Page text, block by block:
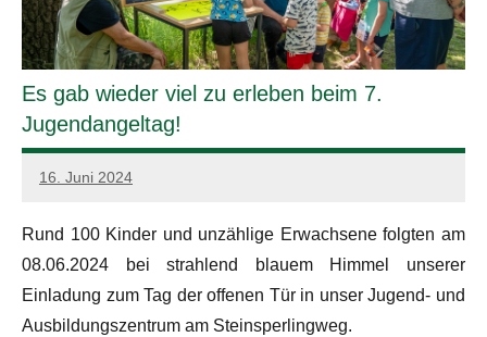
Es gab wieder viel zu erleben beim 7.
Jugendangeltag!
16. Juni 2024
admin
Rund 100 Kinder und unzählige Erwachsene folgten am
08.06.2024 bei strahlend blauem Himmel unserer
Einladung zum Tag der offenen Tür in unser Jugend- und
Ausbildungszentrum am Steinsperlingweg.